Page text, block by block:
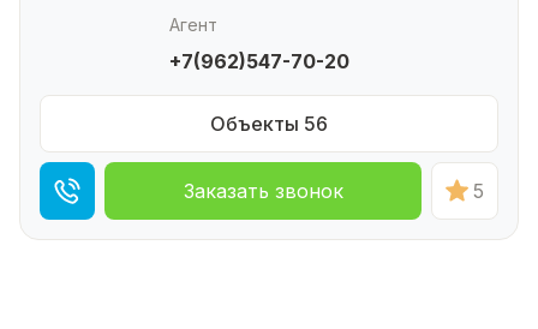
Агент
+7(962)547-70-20
Объекты 56
Заказать звонок 5